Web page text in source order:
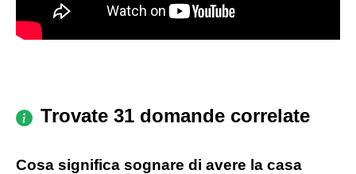
Trovate 31 domande correlate
Cosa significa sognare di avere la casa